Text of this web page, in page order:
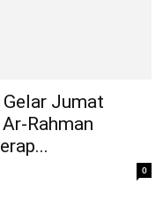
Jumat
Rahman
0